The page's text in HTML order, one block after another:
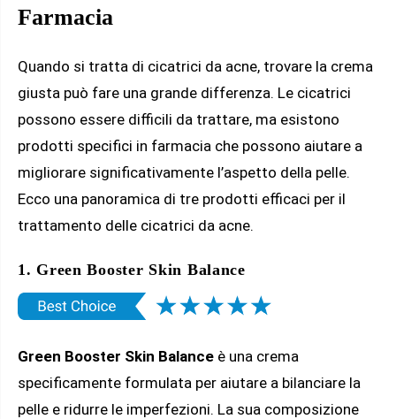
Farmacia
Quando si tratta di cicatrici da acne, trovare la crema
giusta può fare una grande differenza. Le cicatrici
possono essere difficili da trattare, ma esistono
prodotti specifici in farmacia che possono aiutare a
migliorare significativamente l’aspetto della pelle.
Ecco una panoramica di tre prodotti efficaci per il
trattamento delle cicatrici da acne.
1. Green Booster Skin Balance
Green Booster Skin Balance è una crema
specificamente formulata per aiutare a bilanciare la
pelle e ridurre le imperfezioni. La sua composizione